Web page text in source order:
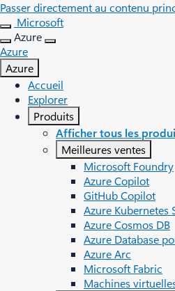
Passer directement au contenu
Microsoft
Azure
Azure
Azure
Accueil
Explorer
Produits
Afficher tous les
Meilleures ventes
Microsoft Foundry
Azure Copilot
GitHub Copilot
Azure Kubernetes
Azure Cosmos DB
Azure Database
Azure Arc​
Microsoft Fabric
Machines